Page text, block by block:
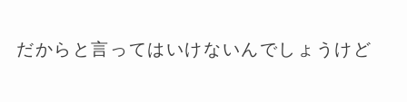
だからと言ってはいけないんでしょうけど